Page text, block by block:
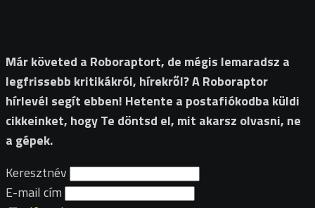
Már követed a Roboraptort, de mégis lemaradsz a
legfrissebb kritikákról, hírekről? A Roboraptor
hírlevél segít ebben! Hetente a postafiókodba küldi
cikkeinket, hogy Te döntsd el, mit akarsz olvasni, ne
a gépek.
Keresztnév
E-mail cím